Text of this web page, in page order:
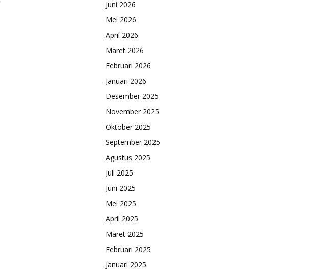
Juni 2026
Mei 2026
April 2026
Maret 2026
Februari 2026
Januari 2026
Desember 2025
November 2025
Oktober 2025
September 2025
Agustus 2025
Juli 2025
Juni 2025
Mei 2025
April 2025
Maret 2025
Februari 2025
Januari 2025